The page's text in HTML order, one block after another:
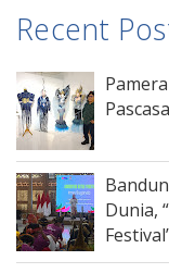
Recent
Dunia,